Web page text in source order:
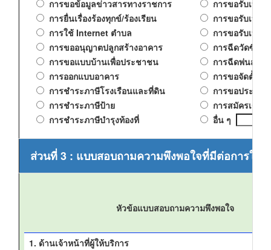
การขอข้อมูลข่าวสารทางราชการ
การขอรับเบี้ยยั
การยื่นเรื่องร้องทุกข์/ร้องเรียน
การขอรับเบี้ย
การใช้ Internet ตำบล
การขอรับเบี้ยยั
การขออนุญาตปลูกสร้างอาคาร
การฉีดวัดซีนป้
การขอแบบบ้านเพื่อประชาชน
การฉีดพ่นสาร
การออกแบบอาคาร
การขอจัดตั้งส
การชำระภาษีโรงเรือนและที่ดิน
การขอประกอ
การชำระภาษีป้าย
การสมัครเข้า
การชำระภาษีบำรุงท้องที่
อื่น ๆ
ส่วนที่ 3 : แบบสอบถามความพึงพอใจที่มีต่อการให้บ
หัวข้อแบบสอบถามความพึงพอใจ
1. ด้านเจ้าหน้าที่ผู้ให้บริการ